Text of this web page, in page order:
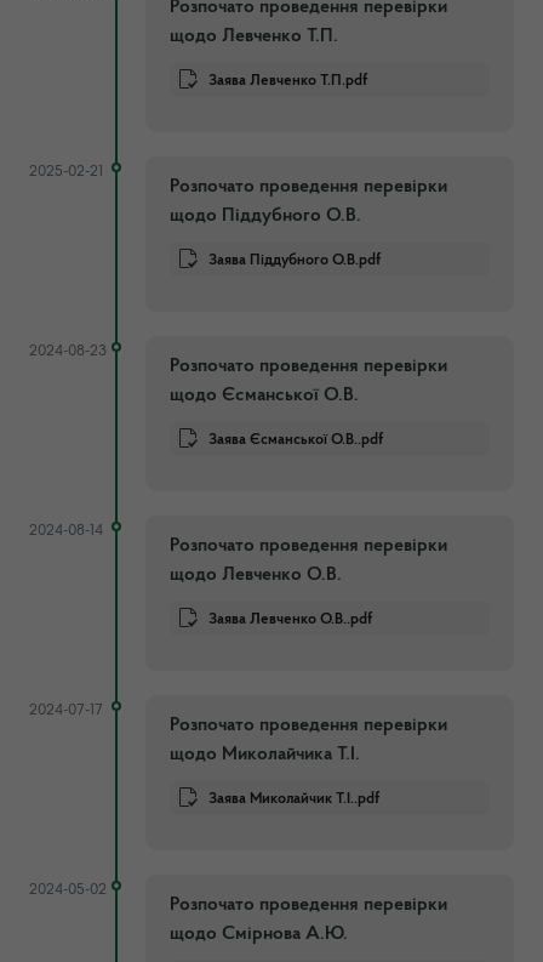
Розпочато проведення перевірки
щодо Левченко Т.П.
Заява Левченко Т.П.pdf
2025-02-21
Розпочато проведення перевірки
щодо Піддубного О.В.
Заява Піддубного О.В.pdf
2024-08-23
Розпочато проведення перевірки
щодо Єсманської О.В.
Заява Єсманської О.В..pdf
2024-08-14
Розпочато проведення перевірки
щодо Левченко О.В.
Заява Левченко О.В..pdf
2024-07-17
Розпочато проведення перевірки
щодо Миколайчика Т.І.
Заява Миколайчик Т.І..pdf
2024-05-02
Розпочато проведення перевірки
щодо Смірнова А.Ю.